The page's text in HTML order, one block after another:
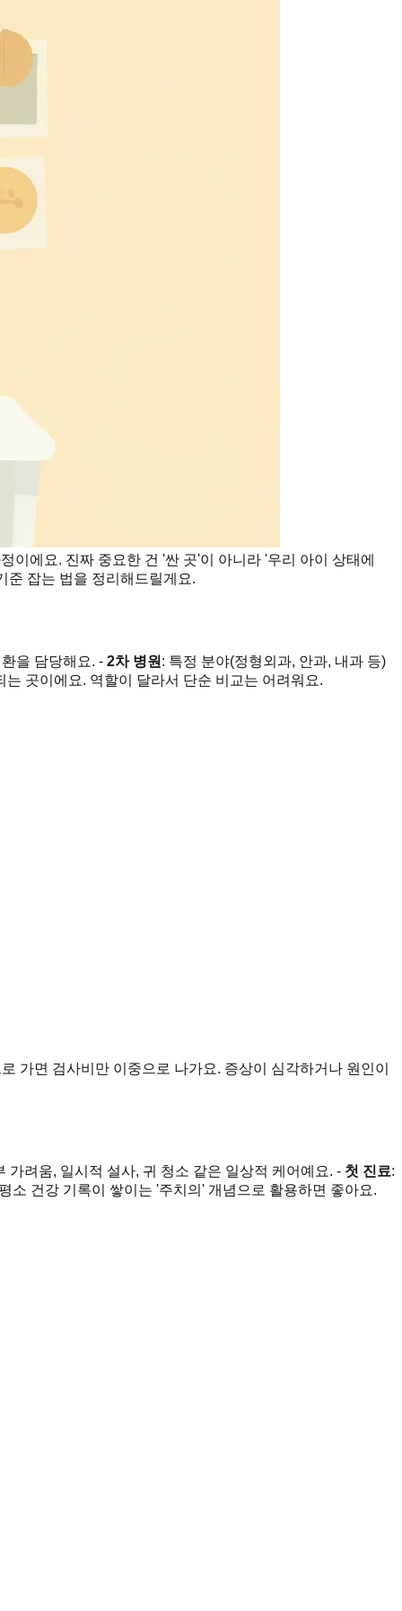
이에요. 진짜 중요한 건 '싼 곳'이 아니라 '우리 아이 상태에
준 잡는 법을 정리해드릴게요.
을 담당해요. - 2차 병원: 특정 분야(정형외과, 안과, 내과 등)
곳이에요. 역할이 달라서 단순 비교는 어려워요.
가면 검사비만 이중으로 나가요. 증상이 심각하거나 원인이
가려움, 일시적 설사, 귀 청소 같은 일상적 케어예요. - 첫 진료:
소 건강 기록이 쌓이는 '주치의' 개념으로 활용하면 좋아요.